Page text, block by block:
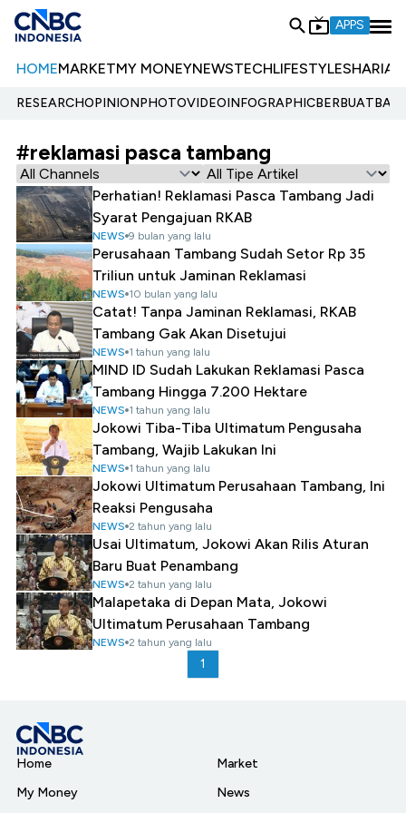
APPS
HOMEMARKETMY MONEYNEWSTECHLIFESTYLESHARIA
RESEARCHOPINIONPHOTOVIDEOINFOGRAPHIC
#reklamasi pasca tambang
Perhatian! Reklamasi Pasca Tambang Jadi
Syarat Pengajuan RKAB
NEWS 9 bulan yang lalu
Perusahaan Tambang Sudah Setor Rp 35
Triliun untuk Jaminan Reklamasi
NEWS 10 bulan yang lalu
Catat! Tanpa Jaminan Reklamasi, RKAB
Tambang Gak Akan Disetujui
NEWS 1 tahun yang lalu
MIND ID Sudah Lakukan Reklamasi Pasca
Tambang Hingga 7.200 Hektare
NEWS 1 tahun yang lalu
Jokowi Tiba-Tiba Ultimatum Pengusaha
Tambang, Wajib Lakukan Ini
NEWS 1 tahun yang lalu
Jokowi Ultimatum Perusahaan Tambang, Ini
Reaksi Pengusaha
NEWS 2 tahun yang lalu
Usai Ultimatum, Jokowi Akan Rilis Aturan
Baru Buat Penambang
NEWS 2 tahun yang lalu
Malapetaka di Depan Mata, Jokowi
Ultimatum Perusahaan Tambang
NEWS 2 tahun yang lalu
1
Home
My Money
Market
News